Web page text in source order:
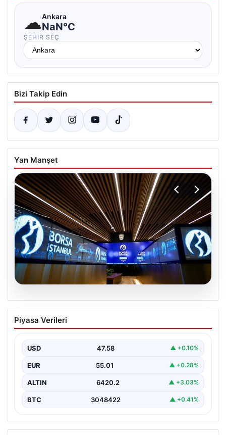
☁Ankara
NaN°C
ŞEHIR SEÇ
Bizi Takip Edin
Yan Manşet
Yatırım araçlarının haftalık performansı
nasıl oldu?
Piyasa Verileri
USD 47.58 ▲ +0.10%
EUR 55.01 ▲ +0.28%
ALTIN 6420.2 ▲ +3.03%
BTC 3048422 ▲ +0.41%